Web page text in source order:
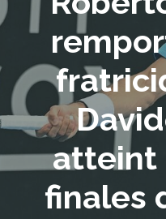
atteint
finales